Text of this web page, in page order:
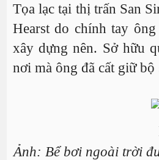
Tọa lạc tại thị trấn San
Hearst do chính tay
xây dựng nên. Sở hữu
nơi mà ông đã cất giữ
Ảnh: Bể bơi ngoài trời